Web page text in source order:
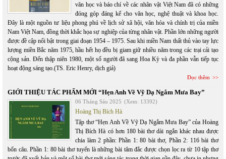
văn học và báo chí về các nhân vật Việt Nam đã có những
đóng góp đáng kể cho văn học, nghệ thuật và khoa học.
Đây là một nguồn tư liệu phong phú về lịch sử xã hội, văn hóa và chính trị của miền
Nam Việt Nam, đồng thời khắc họa sự nghiệp của từng nhân vật. Phần lớn những người
được đề cập nổi bật trong giai đoạn 1954 – 1975. Sau khi miền Nam thất thủ vào tay lực
lượng miền Bắc năm 1975, hầu hết họ đều bị giam giữ nhiều năm trong các trại cải tạo
cộng sản. Đến thập niên 1980, một số người đã sang Hoa Kỳ và đa phần vẫn tiếp tục
hoạt động sáng tạo.(TS. Eric Henry, dịch giả)
Đọc thêm
GIỚI THIỆU TÁC PHẨM MỚI “Hẹn Anh Về Vỹ Dạ Ngắm Mưa Bay”
06 Tháng Sáu 2025 (Xem: 13392)
Hoàng Thị Bích Hà
Tập thơ “Hẹn Anh Về Vỹ Dạ Ngắm Mưa Bay” của Hoàng
Thị Bích Hà có hơn 180 bài thơ dài ngắn khác nhau được
chia làm 2 phần: Phần 1: 80 bài thơ, Phần 2: 116 bài thơ
bốn câu. Phần 1: 80 bài thơ tuyển là những bài tâm đắc được chọn lọc ra từ 10 tập thơ